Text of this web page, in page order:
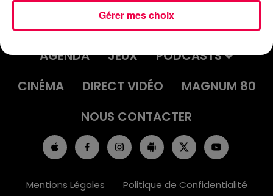
ACCUEIL INFOS
EMISSIONS
AGENDA
JEUX
PODCASTS
CINÉMA
DIRECT VIDÉO
MAGNUM 80
NOUS CONTACTER
Mentions Légales Politique de Confidentialité
Gérer mes choix